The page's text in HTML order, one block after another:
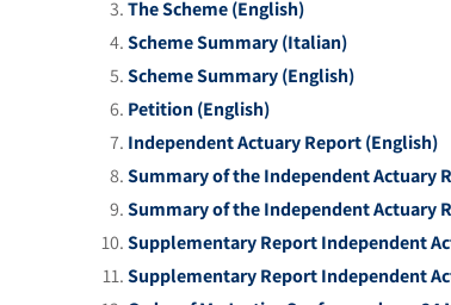
The Scheme (English)
Scheme Summary (Italian)
Scheme Summary (English)
Petition (English)
Independent Actuary Report (English)
Summary of the Independent Actuary
Summary of the Independent Actuary
Supplementary Report Independent
Supplementary Report Independent